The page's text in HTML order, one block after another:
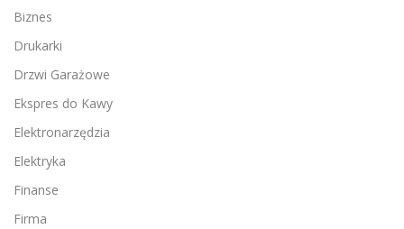
Biznes
Drukarki
Drzwi Garażowe
Ekspres do Kawy
Elektronarzędzia
Elektryka
Finanse
Firma